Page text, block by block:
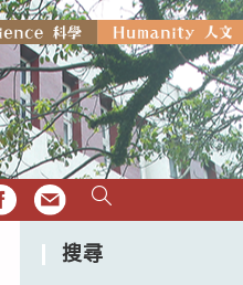
EMAIL
職員生踴躍報名。
搜尋